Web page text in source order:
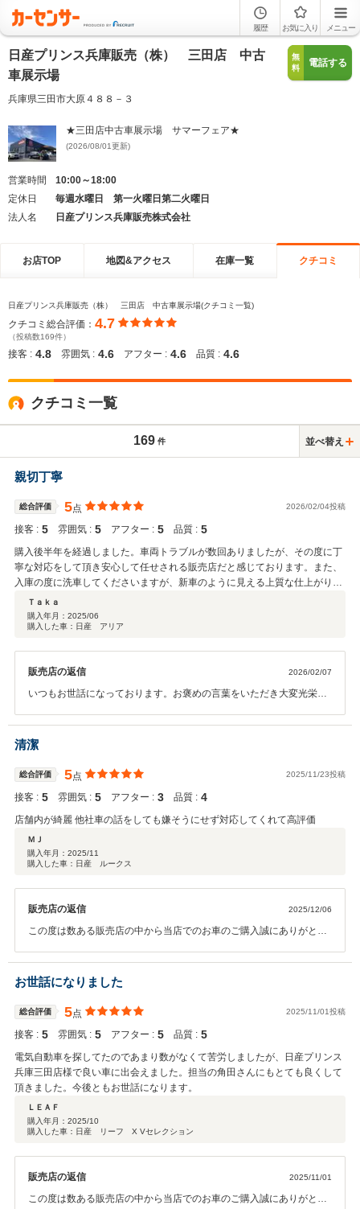
履歴 お気に入り メニュー
日産プリンス兵庫販売（株） 三田店 中古
車展示場
兵庫県三田市大原４８８－３
無
料
電話する
★三田店中古車展示場 サマーフェア★
(2026/08/01更新)
営業時間
10:00～18:00
定休日
毎週水曜日 第一火曜日第二火曜日
法人名
日産プリンス兵庫販売株式会社
お店TOP 地図&アクセス 在庫一覧 クチコミ
日産プリンス兵庫販売（株） 三田店 中古車展示場(クチコミ一覧)
クチコミ総合評価： 4.7
（投稿数169件）
接客 : 4.8 雰囲気 : 4.6 アフター : 4.6 品質 : 4.6
クチコミ一覧
169 件 並べ替え
親切丁寧
総合評価 5点 2026/02/04投稿
接客 : 5 雰囲気 : 5 アフター : 5 品質 : 5
購入後半年を経過しました。車両トラブルが数回ありましたが、その度に丁
寧な対応をして頂き安心して任せされる販売店だと感じております。また、
入庫の度に洗車してくださいますが、新車のように見える上質な仕上がり
で、見事という以外にありません。専門業者の技を感じます。
Ｔａｋａ
購入年月： 2025/06
購入した車：日産 アリア
販売店の返信 2026/02/07
いつもお世話になっております。お褒めの言葉をいただき大変光栄で
ぞよろしくお願いいたします。
清潔
総合評価 5点 2025/11/23投稿
接客 : 5 雰囲気 : 5 アフター : 3 品質 : 4
店舗内が綺麗 他社車の話をしても嫌そうにせず対応してくれて高評価
ＭＪ
購入年月： 2025/11
購入した車：日産 ルークス
販売店の返信 2025/12/06
この度は数ある販売店の中から当店でのお車のご購入誠にありがとう
おります。ご納車まで楽しみにお待ち下さい。今後ともどうぞよろし
くお願いいたします。
お世話になりました
総合評価 5点 2025/11/01投稿
接客 : 5 雰囲気 : 5 アフター : 5 品質 : 5
電気自動車を探してたのであまり数がなくて苦労しましたが、日産プリンス
兵庫三田店様で良い車に出会えました。担当の角田さんにもとても良くして
頂きました。今後ともお世話になります。
ＬＥＡＦ
購入年月： 2025/10
購入した車：日産 リーフ X Vセレクション
販売店の返信 2025/11/01
この度は数ある販売店の中から当店でのお車のご購入誠にありがとう